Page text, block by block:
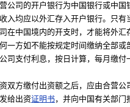
公司的开户银行为中国银行或中
入均应以外汇存入开户银行。只
在中国境内的开支时，才能将外汇
一方如不能按规定时间缴纳全部
公司支付利息，按日计算，每月缴
双方缴付出资额之后，应由合营
给出资证明书，并向中国有关部门